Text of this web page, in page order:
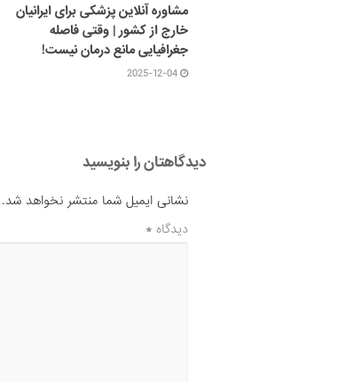
مشاوره آنلاین پزشکی برای ایرانیان
خارج از کشور | وقتی فاصله
جغرافیایی مانع درمان نیست!
2025-12-04
دیدگاهتان را بنویسید
نشانی ایمیل شما منتشر نخواهد شد.
دیدگاه *